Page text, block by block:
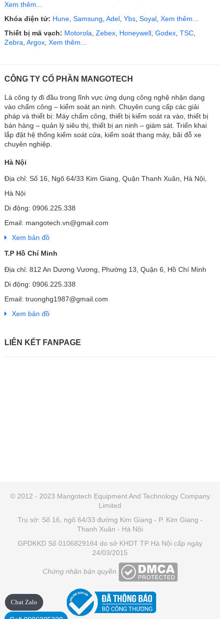
Xem thêm...
Khóa điện tử: Hune, Samsung, Adel, Ybs, Soyal, Xem thêm...
Thiết bị mã vạch: Motorola, Zebex, Honeywell, Godex, TSC,
Zebra, Argox, Xem thêm...
CÔNG TY CỔ PHẦN MANGOTECH
Là công ty đi đầu trong lĩnh vực ứng dụng công nghệ nhận dạng
vào chấm công – kiểm soát an ninh. Chuyên cung cấp các giải
pháp và thiết bị: Máy chấm công, thiết bị kiểm soát ra vào, thiết bị
bán hàng – quản lý siêu thị, thiết bị an ninh – giám sát. Triển khai
lắp đặt hệ thống kiểm soát cửa, kiểm soát thang máy, bãi đỗ xe
chuyên nghiệp.
Hà Nội
Địa chỉ: Số 16, Ngõ 64/33 Kim Giang, Quận Thanh Xuân, Hà Nội,
Hà Nội
Di động: 0906.225.338
Email: mangotech.vn@gmail.com
Xem bản đồ
T.P Hồ Chí Minh
Địa chỉ: 812 An Dương Vương, Phường 13, Quận 6, Hồ Chí Minh
Di động: 0906.225.338
Email: truonghg1987@gmail.com
Xem bản đồ
LIÊN KẾT FANPAGE
© 2012 - 2023 Mangotech Equipment And Technology Company
Limited
Trụ sở: Số 16, ngõ 64/33 đường Kim Giang - P. Kim Giang -
Thanh Xuân - Hà Nội
GPDKKD Số 0106829164 do sở KHDT TP Hà Nội cấp ngày
24/03/2015
Chứng nhận bản quyền
Chat Zalo